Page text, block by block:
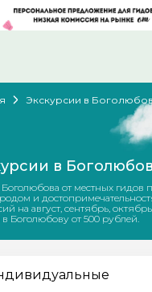
Экскурсии в
в
от местных гидов
и
на август, сентябрь,
Боголюбову от 500 рублей.